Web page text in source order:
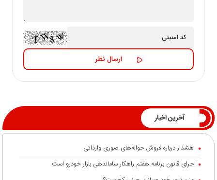
آخرین اخبار
هشدار درباره فروش حواله‌های صوری وارداتی
اجرای قانون برنامه هفتم راهکار ساماندهی بازار خودرو است